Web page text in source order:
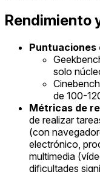
Rendimiento
solo
de 100-
Métricas de
de realizar
(con
electrónico,
multimedia
dificultades